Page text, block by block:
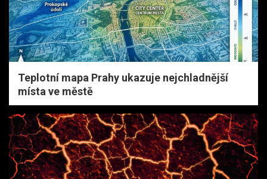
Teplotní mapa Prahy ukazuje nejchladnější
místa ve městě